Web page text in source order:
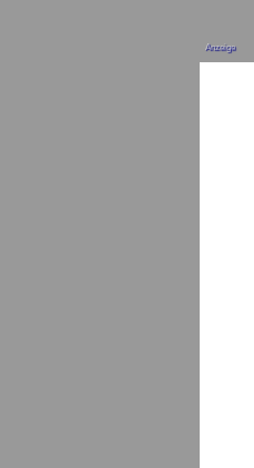
Anzeige